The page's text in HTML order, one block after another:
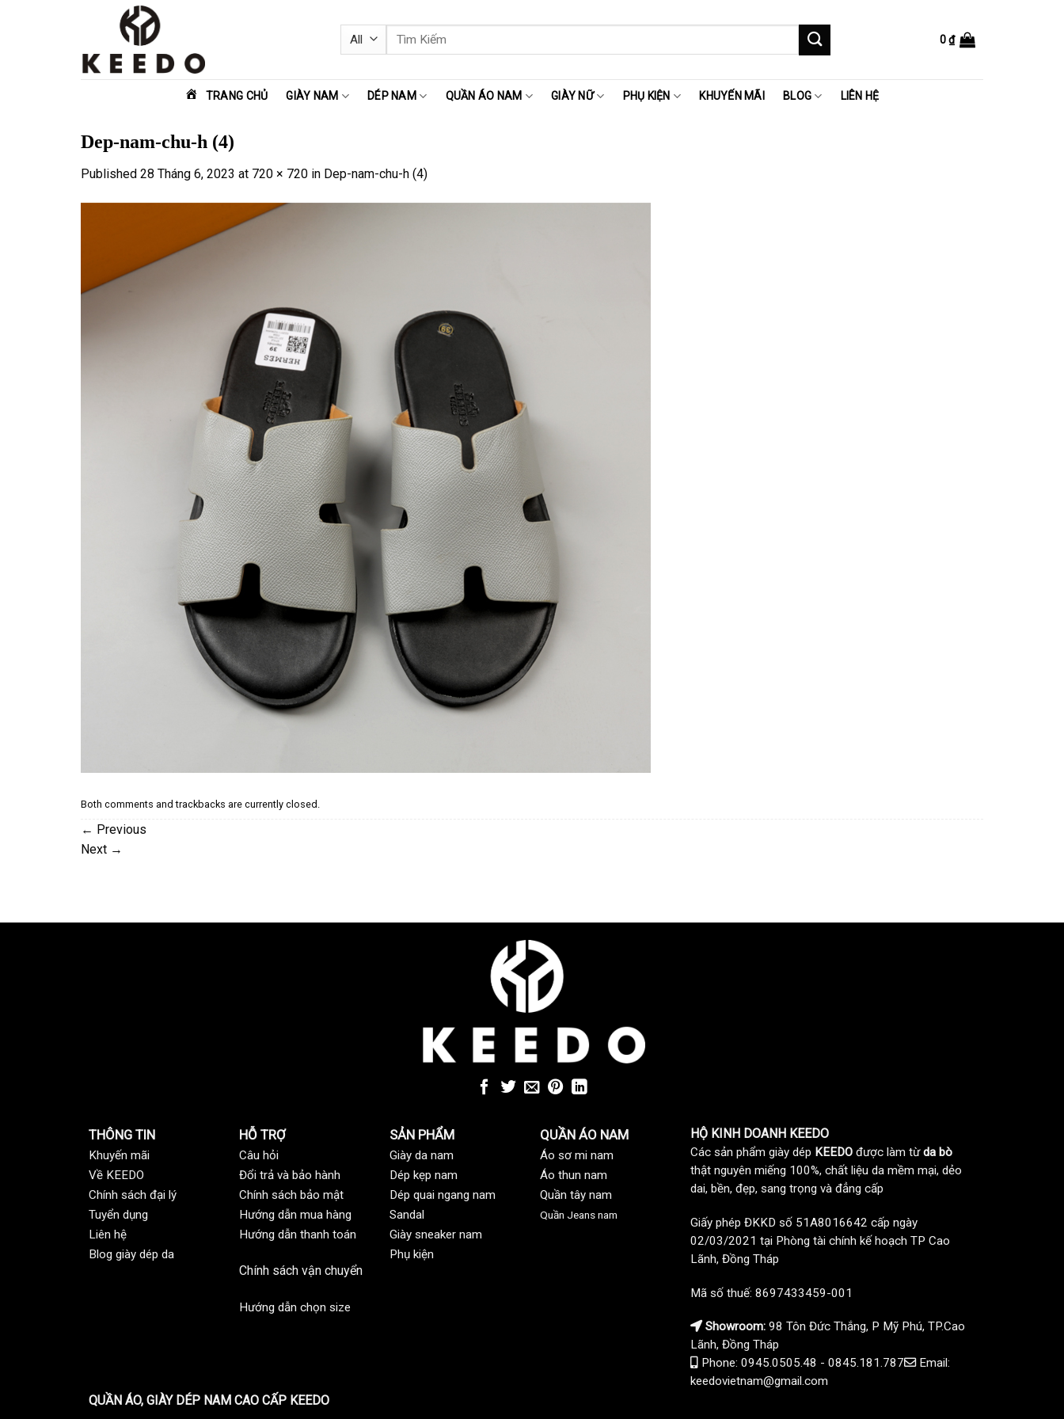
Tìm
kiếm:
0₫
TRANG CHỦ GIÀY NAM DÉP NAM QUẦN ÁO NAM GIÀY NỮ PHỤ KIỆN KHUYẾN MÃI BLOG LIÊN HỆ
Dep-nam-chu-h (4)
Published 28 Tháng 6, 2023 at 720 × 720 in Dep-nam-chu-h (4)
Both comments and trackbacks are currently closed.
← Previous
Next →
THÔNG TIN
Khuyến mãi
Về KEEDO
Chính sách đại lý
Tuyển dụng
Liên hệ
Blog giày dép da
HỖ TRỢ
Câu hỏi
Đổi trả và bảo hành
Chính sách bảo mật
Hướng dẫn mua hàng
Hướng dẫn thanh toán
Chính sách vận chuyển
Hướng dẫn chọn size
SẢN PHẨM
Giày da nam
Dép kẹp nam
Dép quai ngang nam
Sandal
Giày sneaker nam
Phụ kiện
QUẦN ÁO NAM
Áo sơ mi nam
Áo thun nam
Quần tây nam
Quần Jeans nam
HỘ KINH DOANH KEEDO
Các sản phẩm giày dép KEEDO được làm từda bò
thật nguyên miếng 100%, chất liệu da mềm mại, dẻo
dai, bền, đẹp, sang trọng và đẳng cấp
Giấy phép ĐKKD số 51A8016642 cấp ngày
02/03/2021 tại Phòng tài chính kế hoạch TP Cao
Lãnh, Đồng Tháp
Mã số thuế: 8697433459-001
Showroom: 98 Tôn Đức Thắng, P Mỹ Phú, TP.Cao
Lãnh, Đồng Tháp
Phone: 0945.0505.48 - 0845.181.787
Email:
keedovietnam@gmail.com
QUẦN ÁO, GIÀY DÉP NAM CAO CẤP KEEDO